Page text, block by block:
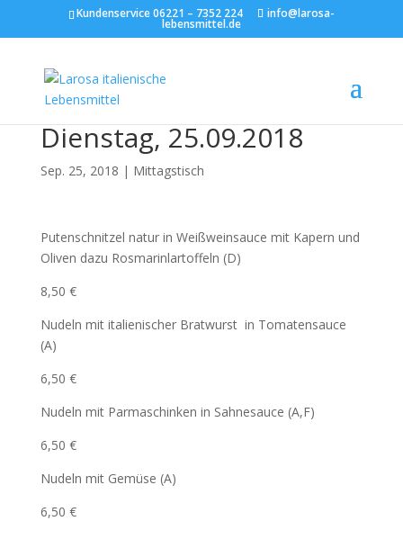
Kundenservice 06221 – 7352 224 info@larosa-
lebensmittel.de
Dienstag, 25.09.2018
Sep. 25, 2018 | Mittagstisch
Putenschnitzel natur in Weißweinsauce mit Kapern und
Oliven dazu Rosmarinlartoffeln (D)
8,50 €
Nudeln mit italienischer Bratwurst in Tomatensauce
(A)
6,50 €
Nudeln mit Parmaschinken in Sahnesauce (A,F)
6,50 €
Nudeln mit Gemüse (A)
6,50 €